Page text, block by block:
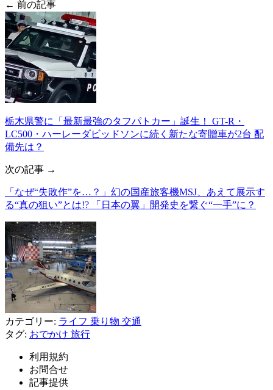
← 前の記事
栃木県警に「最新最強のタフパトカー」誕生！ GT-R・
LC500・ハーレーダビッドソンに続く新たな寄贈車が2台 配
備先は？
次の記事 →
「なぜ“失敗作”を…？」幻の国産旅客機MSJ、あえて展示す
る“真の狙い”とは!? 「日本の翼」開発史を繋ぐ“一手”に？
カテゴリー: ライフ 乗り物 交通
タグ: おでかけ 旅行
利用規約
お問合せ
記事提供